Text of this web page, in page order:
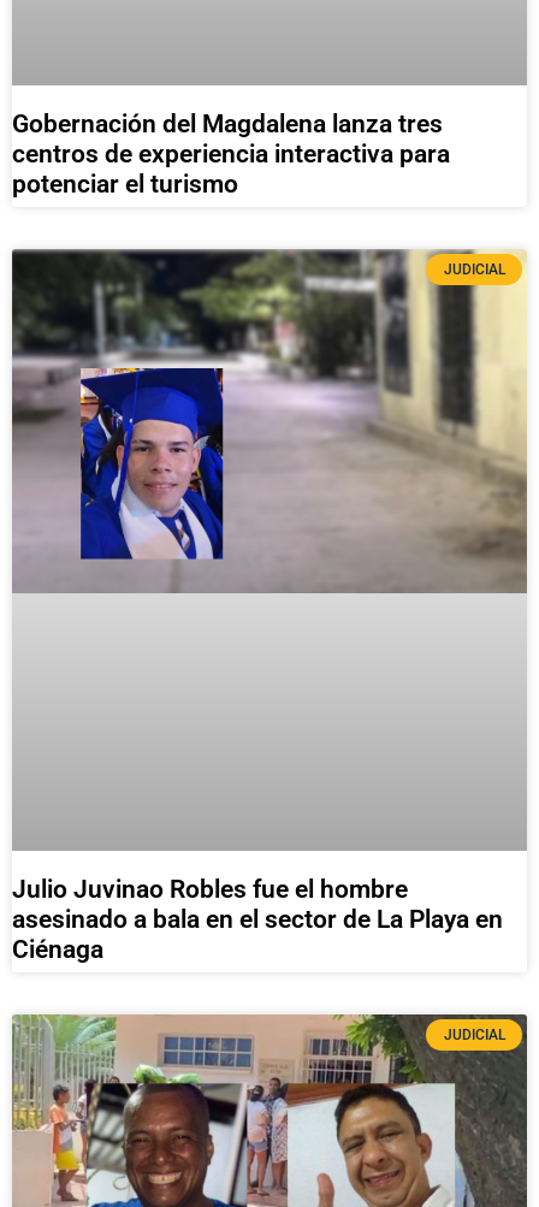
Gobernación del Magdalena lanza tres
centros de experiencia interactiva para
potenciar el turismo
JUDICIAL
Julio Juvinao Robles fue el hombre
asesinado a bala en el sector de La Playa en
Ciénaga
JUDICIAL